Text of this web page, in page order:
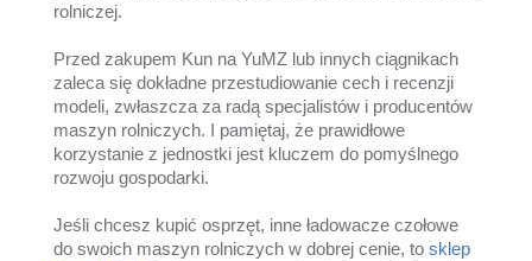
rolniczej.
Przed zakupem Kun na YuMZ lub innych ciągnikach
zaleca się dokładne przestudiowanie cech i recenzji
modeli, zwłaszcza za radą specjalistów i producentów
maszyn rolniczych. I pamiętaj, że prawidłowe
korzystanie z jednostki jest kluczem do pomyślnego
rozwoju gospodarki.
Jeśli chcesz kupić osprzęt, inne ładowacze czołowe
do swoich maszyn rolniczych w dobrej cenie, to sklep